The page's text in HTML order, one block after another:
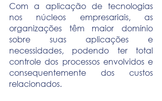
Com a aplicação de tecnologias
nos núcleos empresariais, as
organizações têm maior domínio
sobre suas aplicações e
necessidades, podendo ter total
controle dos processos envolvidos e
consequentemente dos custos
relacionados.